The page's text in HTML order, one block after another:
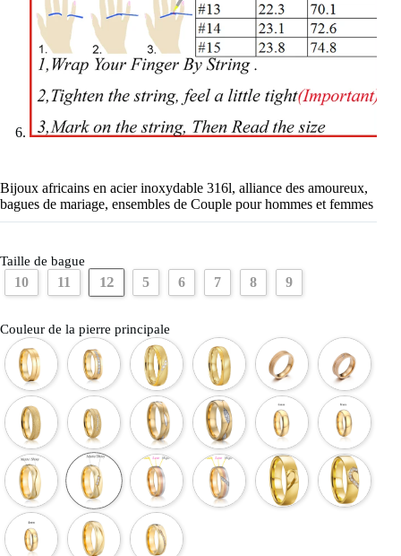
Bijoux africains en acier inoxydable 316l, alliance des amoureux,
bagues de mariage, ensembles de Couple pour hommes et femmes
Taille de bague
10 11 12 5 6 7 8 9
Couleur de la pierre principale